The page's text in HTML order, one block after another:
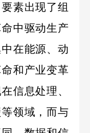
素出现了组
中驱动生产
在能源、动
和产业变革
信息处理、
领域，而与